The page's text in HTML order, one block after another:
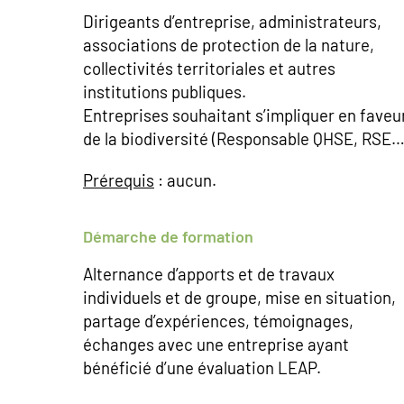
Dirigeants d’entreprise, administrateurs,
associations de protection de la nature,
collectivités territoriales et autres
institutions publiques.
Entreprises souhaitant s’impliquer en
de la biodiversité (Responsable QHSE,
Prérequis : aucun.
Démarche de formation
Alternance d’apports et de travaux
individuels et de groupe, mise en situation,
partage d’expériences, témoignages,
échanges avec une entreprise ayant
bénéficié d’une évaluation LEAP.